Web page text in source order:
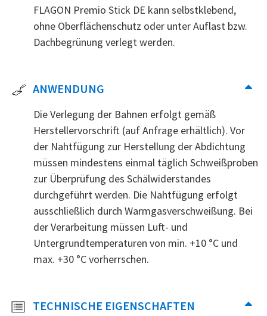
FLAGON Premio Stick DE kann selbstklebend,
ohne Oberflächenschutz oder unter Auflast bzw.
Dachbegrünung verlegt werden.
ANWENDUNG
Die Verlegung der Bahnen erfolgt gemäß
Herstellervorschrift (auf Anfrage erhältlich). Vor
der Nahtfügung zur Herstellung der Abdichtung
müssen mindestens einmal täglich Schweißproben
zur Überprüfung des Schälwiderstandes
durchgeführt werden. Die Nahtfügung erfolgt
ausschließlich durch Warmgasverschweißung. Bei
der Verarbeitung müssen Luft- und
Untergrundtemperaturen von min. +10 °C und
max. +30 °C vorherrschen.
TECHNISCHE EIGENSCHAFTEN